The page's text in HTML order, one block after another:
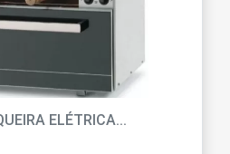
ELÉTRICA...